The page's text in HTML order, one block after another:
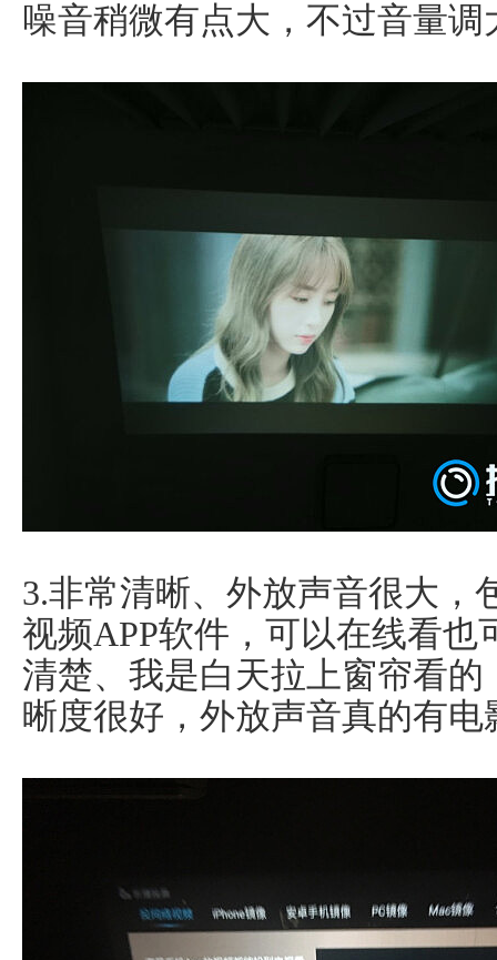
噪音稍微有点大，不过音量
3.非常清晰、外放声音很大，
视频APP软件，可以在线看也
清楚、我是白天拉上窗帘看
晰度很好，外放声音真的有电